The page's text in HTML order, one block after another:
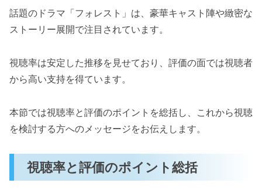
話題のドラマ「フォレスト」は、豪華キャスト陣や緻密な
ストーリー展開で注目されています。
視聴率は安定した推移を見せており、評価の面では視聴者
から高い支持を得ています。
本節では視聴率と評価のポイントを総括し、これから視聴
を検討する方へのメッセージをお伝えします。
視聴率と評価のポイント総括